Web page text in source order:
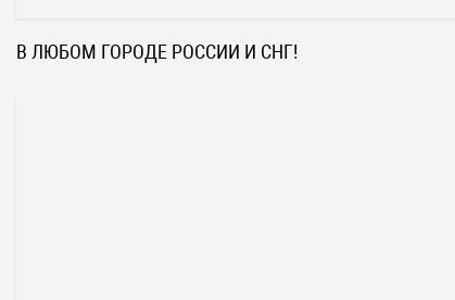
В ЛЮБОМ ГОРОДЕ РОССИИ И СНГ!